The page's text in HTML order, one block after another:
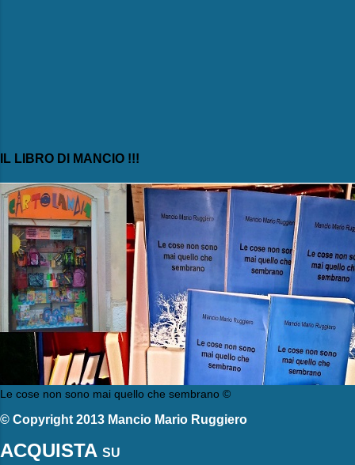
IL LIBRO DI MANCIO !!!
Le cose non sono mai quello che sembrano ©
© Copyright 2013 Mancio Mario Ruggiero
ACQUISTA SU